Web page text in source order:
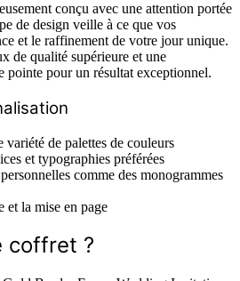
conçu avec une attention portée
de design veille à ce que vos
et le raffinement de votre jour unique.
de qualité supérieure et une
pointe pour un résultat exceptionnel.
variété de palettes de couleurs
et typographies préférées
comme des monogrammes
et la mise en page
coffret ?